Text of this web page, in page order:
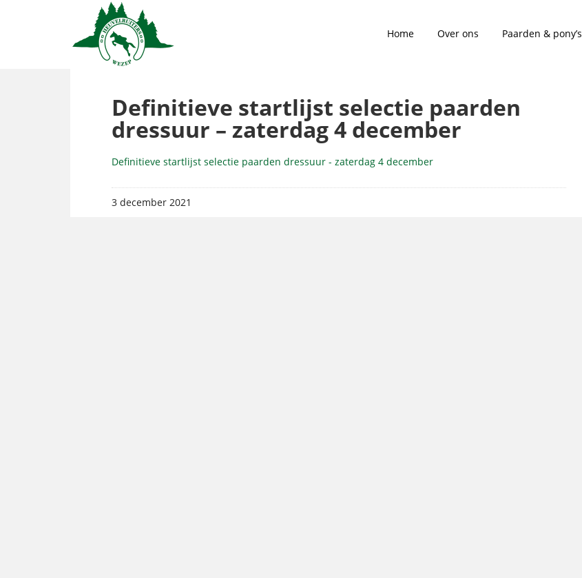
Home Over ons Paarden & pony’s
Definitieve startlijst selectie paarden
dressuur – zaterdag 4 december
Definitieve startlijst selectie paarden dressuur - zaterdag 4 december
3 december 2021